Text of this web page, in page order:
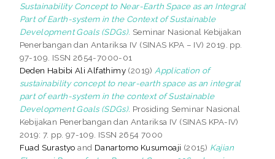
Sustainability Concept to Near-Earth Space as an Integral
Part of Earth-system in the Context of Sustainable
Development Goals (SDGs). Seminar Nasional Kebijakan
Penerbangan dan Antariksa IV (SINAS KPA – IV) 2019. pp.
97-109. ISSN 2654-7000-01
Deden Habibi Ali Alfathimy (2019) Application of
sustainability concept to near-earth space as an integral
part of earth-system in the context of Sustainable
Development Goals (SDGs). Prosiding Seminar Nasional
Kebijakan Penerbangan dan Antariksa IV (SINAS KPA-IV)
2019: 7. pp. 97-109. ISSN 2654 7000
Fuad Surastyo and Danartomo Kusumoaji (2015) Kajian